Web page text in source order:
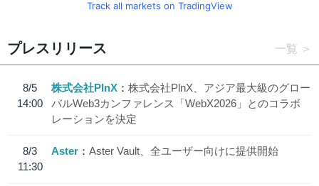
Track all markets on TradingView
プレスリリース 一覧
8/5
14:00
株式会社PlnX
株式会社PlnX、アジア最大級のグロー
バルWeb3カンファレンス「WebX2026」とのコラボ
レーションを決定
8/3
11:30
Aster Aster Vault、全ユーザー向けに提供開始